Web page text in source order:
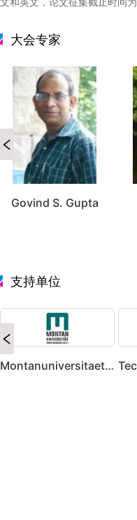
大会专家
Govind S. Gupta
支持单位
Montanuniversitaet Leoben